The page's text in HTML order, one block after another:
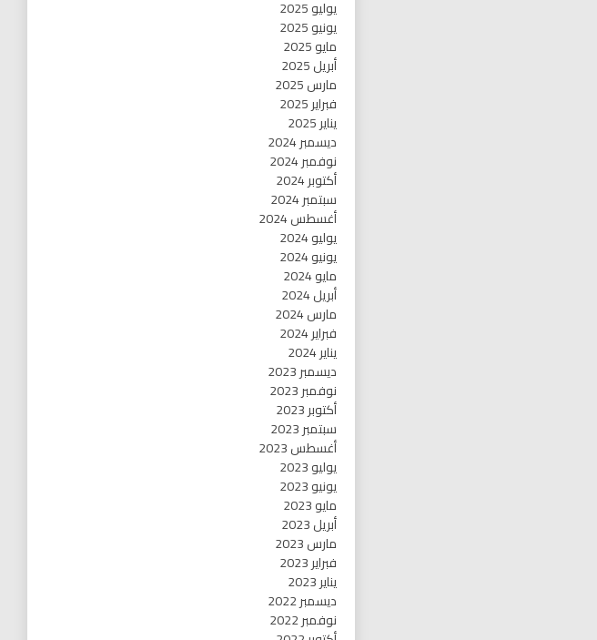
يوليو 2025
يونيو 2025
مايو 2025
أبريل 2025
مارس 2025
فبراير 2025
يناير 2025
ديسمبر 2024
نوفمبر 2024
أكتوبر 2024
سبتمبر 2024
أغسطس 2024
يوليو 2024
يونيو 2024
مايو 2024
أبريل 2024
مارس 2024
فبراير 2024
يناير 2024
ديسمبر 2023
نوفمبر 2023
أكتوبر 2023
سبتمبر 2023
أغسطس 2023
يوليو 2023
يونيو 2023
مايو 2023
أبريل 2023
مارس 2023
فبراير 2023
يناير 2023
ديسمبر 2022
نوفمبر 2022